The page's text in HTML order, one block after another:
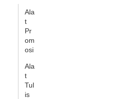
Ala
t
Pr
om
osi
Ala
t
Tul
is